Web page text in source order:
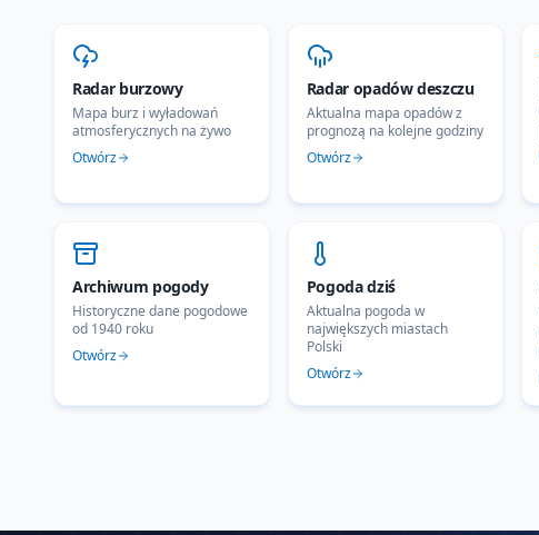
Radar burzowy
Mapa burz i wyładowań
atmosferycznych na żywo
Otwórz
Radar opadów deszczu
Aktualna mapa opadów z
prognozą na kolejne godziny
Otwórz
Archiwum pogody
Historyczne dane pogodowe
od 1940 roku
Otwórz
Pogoda dziś
Aktualna pogoda w
największych miastach
Polski
Otwórz